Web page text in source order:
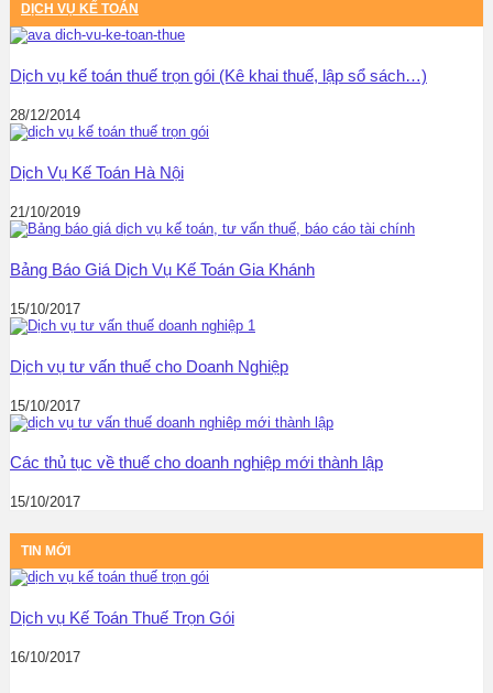
DỊCH VỤ KẾ TOÁN
Dịch vụ kế toán thuế trọn gói (Kê khai thuế, lập sổ sách…)
28/12/2014
Dịch Vụ Kế Toán Hà Nội
21/10/2019
Bảng Báo Giá Dịch Vụ Kế Toán Gia Khánh
15/10/2017
Dịch vụ tư vấn thuế cho Doanh Nghiệp
15/10/2017
Các thủ tục về thuế cho doanh nghiệp mới thành lập
15/10/2017
TIN MỚI
Dịch vụ Kế Toán Thuế Trọn Gói
16/10/2017